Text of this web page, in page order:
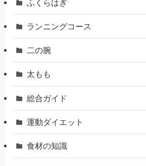
ふくらはぎ
ランニングコース
二の腕
太もも
総合ガイド
運動ダイエット
食材の知識